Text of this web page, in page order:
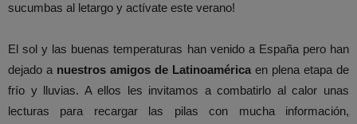
sucumbas al letargo y actívate este verano!
El sol y las buenas temperaturas han venido a España pero han
dejado a nuestros amigos de Latinoamérica en plena etapa de
frío y lluvias. A ellos les invitamos a combatirlo al calor unas
lecturas para recargar las pilas con mucha información,